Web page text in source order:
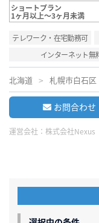
ショートプラン
1ヶ月以上～3ヶ月未満
テレワーク・在宅勤務可
インターネット無
北海道 札幌市白石区
お問合わせ
運営会社： 株式会社Nexus